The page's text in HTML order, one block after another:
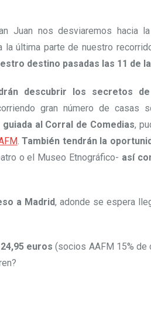
Juan nos desviaremos hacia
la última parte de nuestro
destino pasadas las 11 de
descubrir los secretos
gran número de casas
al Corral de Comedias,
.También tendrán la
o el Museo Etnográfico- así
a Madrid, adonde se espera
euros (socios AAFM 15% de